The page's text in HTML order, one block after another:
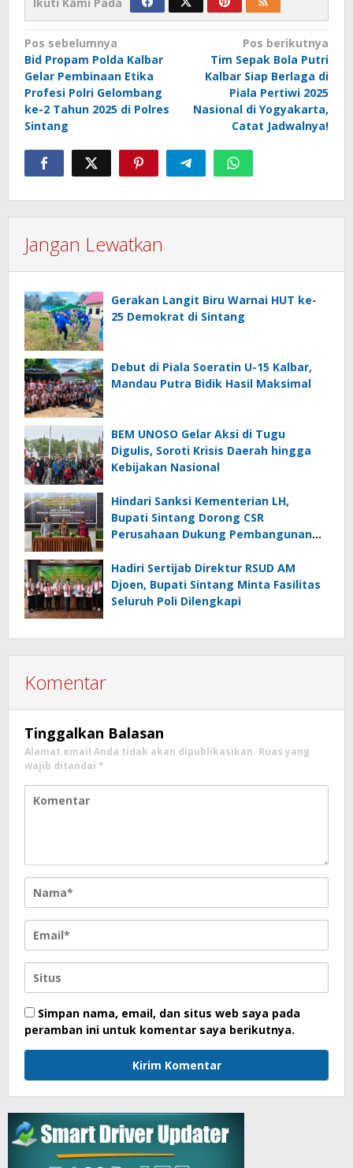
Navigasi
pos
Pos sebelumnya
Bid Propam Polda Kalbar
Gelar Pembinaan Etika
Profesi Polri Gelombang
ke-2 Tahun 2025 di Polres
Sintang
Pos berikutnya
Tim Sepak Bola Putri
Kalbar Siap Berlaga di
Piala Pertiwi 2025
Nasional di Yogyakarta,
Catat Jadwalnya!
Jangan Lewatkan
Gerakan Langit Biru Warnai HUT ke-
25 Demokrat di Sintang
Debut di Piala Soeratin U-15 Kalbar,
Mandau Putra Bidik Hasil Maksimal
BEM UNOSO Gelar Aksi di Tugu
Digulis, Soroti Krisis Daerah hingga
Kebijakan Nasional
Hindari Sanksi Kementerian LH,
Bupati Sintang Dorong CSR
Perusahaan Dukung Pembangunan
Hadiri Sertijab Direktur RSUD AM
Djoen, Bupati Sintang Minta Fasilitas
Seluruh Poli Dilengkapi
Komentar
Tinggalkan Balasan
Alamat email Anda tidak akan dipublikasikan. Ruas yang
wajib ditandai *
Simpan nama, email, dan situs web saya pada
peramban ini untuk komentar saya berikutnya.